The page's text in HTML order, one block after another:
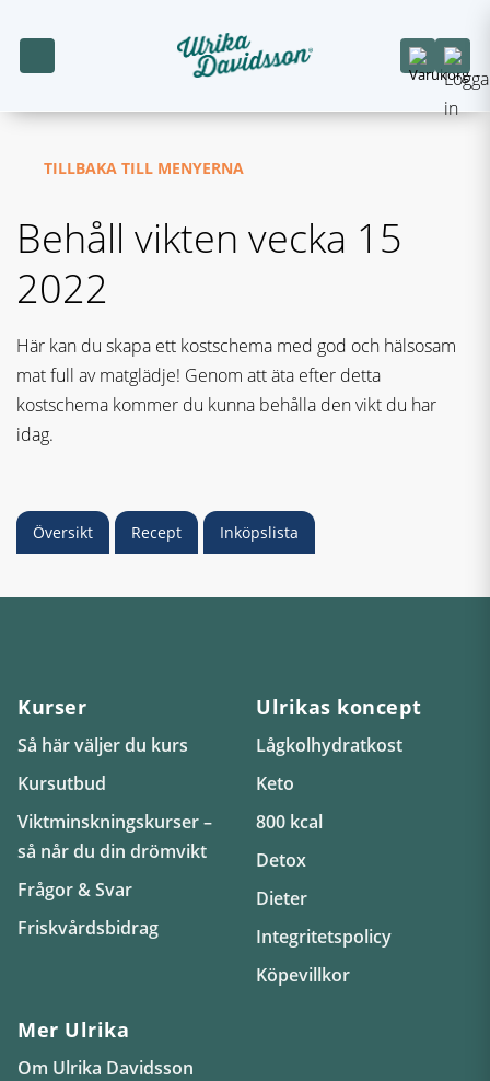
TILLBAKA TILL MENYERNA
Behåll vikten vecka 15
2022
Här kan du skapa ett kostschema med god och hälsosam
mat full av matglädje! Genom att äta efter detta
kostschema kommer du kunna behålla den vikt du har
idag.
Översikt Recept Inköpslista
Kurser
Så här väljer du kurs
Kursutbud
Viktminskningskurser –
så når du din drömvikt
Frågor & Svar
Friskvårdsbidrag
Ulrikas koncept
Lågkolhydratkost
Keto
800 kcal
Detox
Dieter
Integritetspolicy
Köpevillkor
Mer Ulrika
Om Ulrika Davidsson